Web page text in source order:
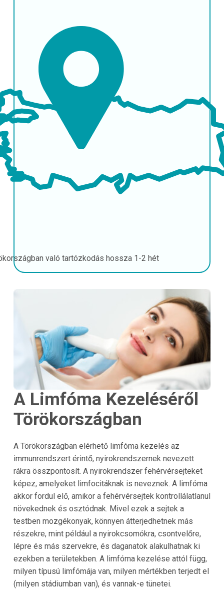
való tartózkodás hossza 1-2 hét
A Limfóma Kezeléséről
Törökországban
A Törökországban elérhető limfóma kezelés az
immunrendszert érintő, nyirokrendszernek nevezett
rákra összpontosít. A nyirokrendszer fehérvérsejteket
képez, amelyeket limfocitáknak is neveznek. A limfóma
akkor fordul elő, amikor a fehérvérsejtek kontrollálatlanul
növekednek és osztódnak. Mivel ezek a sejtek a
testben mozgékonyak, könnyen átterjedhetnek más
részekre, mint például a nyirokcsomókra, csontvelőre,
lépre és más szervekre, és daganatok alakulhatnak ki
ezekben a területekben. A limfóma kezelése attól függ,
milyen típusú limfómája van, milyen mértékben terjedt el
(milyen stádiumban van), és vannak-e tünetei.